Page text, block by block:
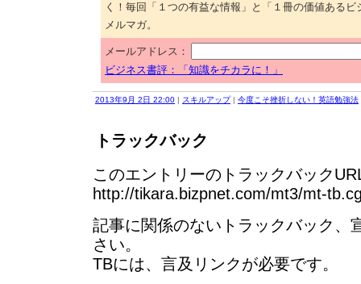
く！毎回「１つの有益な情報」と「１冊の価値ある
メルマガ。
メールアドレス：
ビジネス書評：「知識をチカラに！」
2013年9月 2日 22:00 | スキルアップ| 今度こそ挫折しない！英語勉強法
トラックバック
このエントリーのトラックバック
http://tikara.bizpnet.com/mt3/mt-
記事に関係のないトラックバック、
さい。
TBには、言及リンクが必要です。